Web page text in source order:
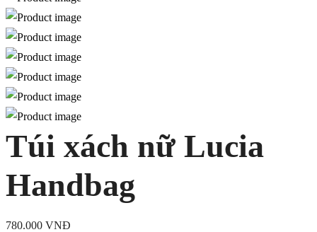
Túi xách nữ Lucia
Handbag
780.000 VNĐ